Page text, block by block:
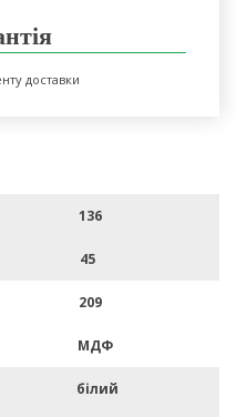
доставки
136
45
209
МДФ
білий